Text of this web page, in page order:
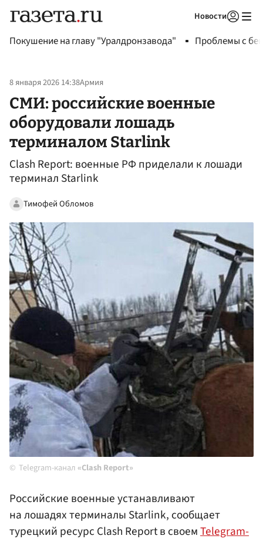
Новости
Покушение на главу "Уралдронзавода" Проблемы с
8 января 2026 14:38Армия
СМИ: российские военные
оборудовали лошадь
терминалом Starlink
Clash Report: военные РФ приделали к лошади
терминал Starlink
Тимофей Обломов
Telegram-канал «Clash Report»
Российские военные устанавливают
на лошадях терминалы Starlink, сообщает
турецкий ресурс Clash Report в своемTelegram-